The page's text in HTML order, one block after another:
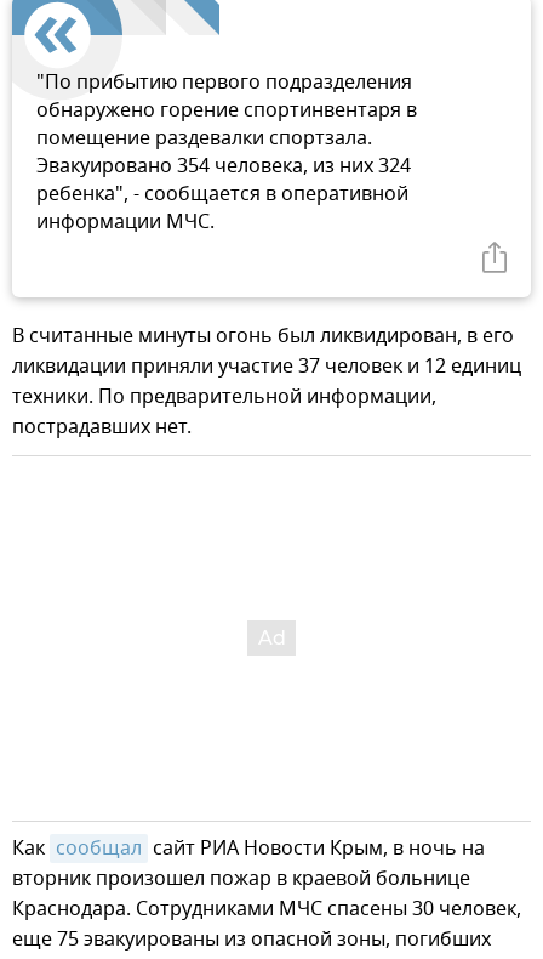
"По прибытию первого подразделения
обнаружено горение спортинвентаря в
помещение раздевалки спортзала.
Эвакуировано 354 человека, из них 324
ребенка", - сообщается в оперативной
информации МЧС.
В считанные минуты огонь был ликвидирован, в его
ликвидации приняли участие 37 человек и 12 единиц
техники. По предварительной информации,
пострадавших нет.
Как сообщал сайт РИА Новости Крым, в ночь на
вторник произошел пожар в краевой больнице
Краснодара. Сотрудниками МЧС спасены 30 человек,
еще 75 эвакуированы из опасной зоны, погибших